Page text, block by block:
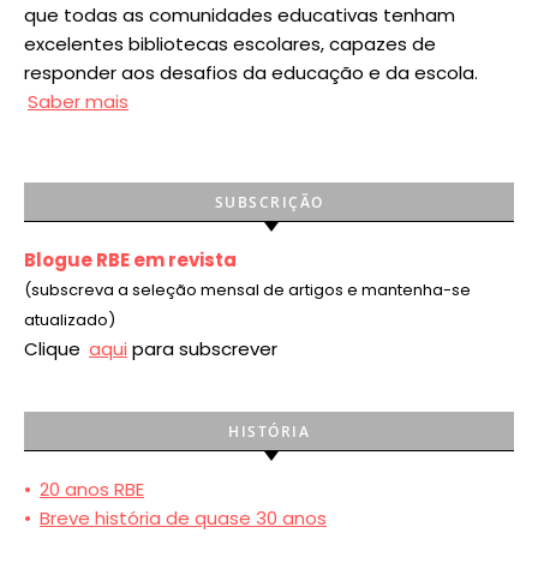
que todas as comunidades educativas tenham
excelentes bibliotecas escolares, capazes de
responder aos desafios da educação e da escola.
Saber mais
SUBSCRIÇÃO
Blogue RBE em revista
(subscreva a seleção mensal de artigos e mantenha-se
atualizado)
Clique aqui para subscrever
HISTÓRIA
• 20 anos RBE
• Breve história de quase 30 anos